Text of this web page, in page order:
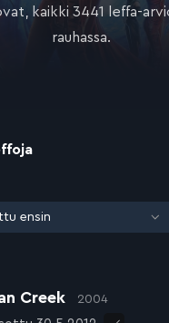
kaikki 3441 leffa-
rauhassa.
Creek 2004